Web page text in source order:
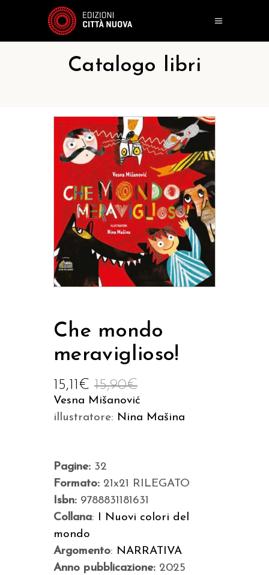
Catalogo libri
Che mondo
meraviglioso!
15,90€
15,11€
Vesna Mišanović
illustratore: Nina Mašina
Pagine: 32
Formato: 21x21 RILEGATO
Isbn: 9788831181631
Collana: I Nuovi colori del
mondo
Argomento: NARRATIVA
Anno pubblicazione: 2025